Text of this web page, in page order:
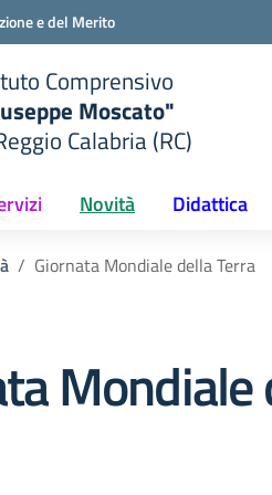
e del Merito
Comprensivo
Moscato"
Calabria (RC)
Novità Didattica
Giornata Mondiale della Terra
Mondiale